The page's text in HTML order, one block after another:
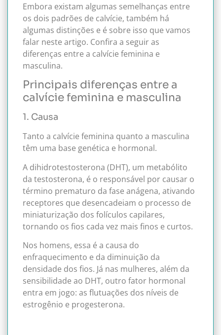
Embora existam algumas semelhanças entre
os dois padrões de calvície, também há
algumas distinções e é sobre isso que vamos
falar neste artigo. Confira a seguir as
diferenças entre a calvície feminina e
masculina.
Principais diferenças entre a
calvície feminina e masculina
1. Causa
Tanto a calvície feminina quanto a masculina
têm uma base genética e hormonal.
A dihidrotestosterona (DHT), um metabólito
da testosterona, é o responsável por causar o
término prematuro da fase anágena, ativando
receptores que desencadeiam o processo de
miniaturização dos folículos capilares,
tornando os fios cada vez mais finos e curtos.
Nos homens, essa é a causa do
enfraquecimento e da diminuição da
densidade dos fios. Já nas mulheres, além da
sensibilidade ao DHT, outro fator hormonal
entra em jogo: as flutuações dos níveis de
estrogênio e progesterona.